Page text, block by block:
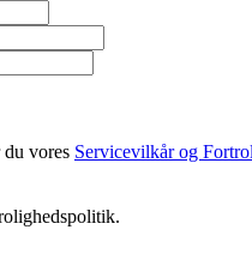
du vores Servicevilkår og